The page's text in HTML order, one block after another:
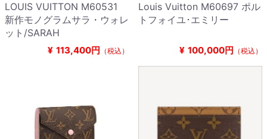
LOUIS VUITTON M60531
新作モノグラムサラ・ウォレ
ット/SARAH
¥ 113,400円 （税込）
Louis Vuitton M60697 ポル
トフォイユ･エミリー
¥ 100,000円 （税込）